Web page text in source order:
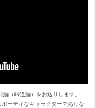
（峠道編）をお送りします。
ーティなキャラクターでありな